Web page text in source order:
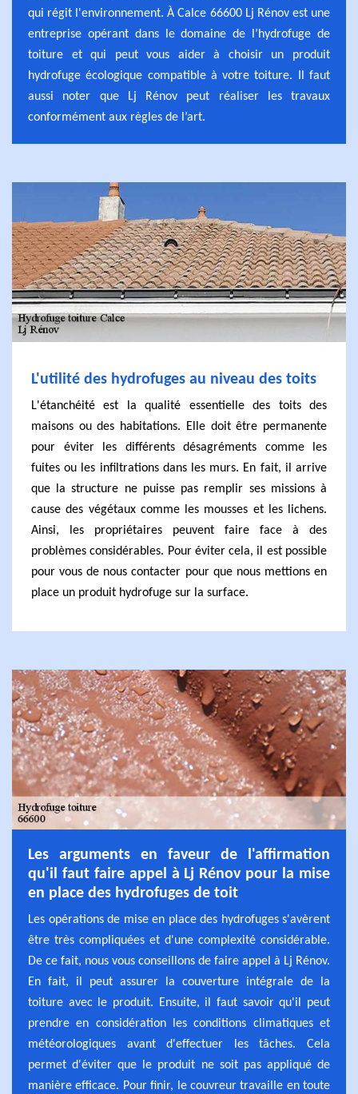
qui régit l'environnement. À Calce 66600 Lj Rénov est une
entreprise opérant dans le domaine de l’hydrofuge de
toiture et qui peut vous aider à choisir un produit
hydrofuge écologique compatible à votre toiture. Il faut
aussi noter que Lj Rénov peut réaliser les travaux
conformément aux règles de l’art.
L'utilité des hydrofuges au niveau des toits
L'étanchéité est la qualité essentielle des toits des
maisons ou des habitations. Elle doit être permanente
pour éviter les différents désagréments comme les
fuites ou les infiltrations dans les murs. En fait, il arrive
que la structure ne puisse pas remplir ses missions à
cause des végétaux comme les mousses et les lichens.
Ainsi, les propriétaires peuvent faire face à des
problèmes considérables. Pour éviter cela, il est possible
pour vous de nous contacter pour que nous mettions en
place un produit hydrofuge sur la surface.
Les arguments en faveur de l'affirmation
qu'il faut faire appel à Lj Rénov pour la mise
en place des hydrofuges de toit
Les opérations de mise en place des hydrofuges s'avèrent
être très compliquées et d'une complexité considérable.
De ce fait, nous vous conseillons de faire appel à Lj Rénov.
En fait, il peut assurer la couverture intégrale de la
toiture avec le produit. Ensuite, il faut savoir qu'il peut
prendre en considération les conditions climatiques et
météorologiques avant d'effectuer les tâches. Cela
permet d'éviter que le produit ne soit pas appliqué de
manière efficace. Pour finir, le couvreur travaille en toute